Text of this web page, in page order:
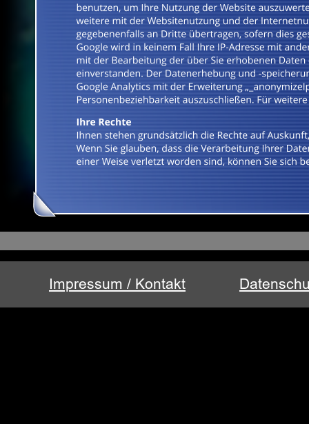
Impressum / Kontakt